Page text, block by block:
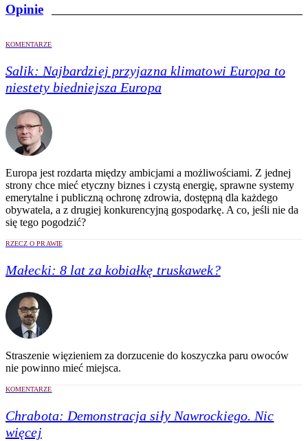
Opinie
KOMENTARZE
Salik: Najbardziej przyjazna klimatowi Europa to
niestety biedniejsza Europa
Europa jest rozdarta między ambicjami a możliwościami. Z jednej
strony chce mieć etyczny biznes i czystą energię, sprawne systemy
emerytalne i publiczną ochronę zdrowia, dostępną dla każdego
obywatela, a z drugiej konkurencyjną gospodarkę. A co, jeśli nie da
się tego pogodzić?
RZECZ O PRAWIE
Małecki: 8 lat za kobiałkę truskawek?
Straszenie więzieniem za dorzucenie do koszyczka paru owoców
nie powinno mieć miejsca.
KOMENTARZE
Chrabota: Demonstracja siły Nawrockiego. Nic
więcej